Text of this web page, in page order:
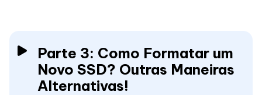
Parte 3: Como Formatar um
Novo SSD? Outras Maneiras
Alternativas!